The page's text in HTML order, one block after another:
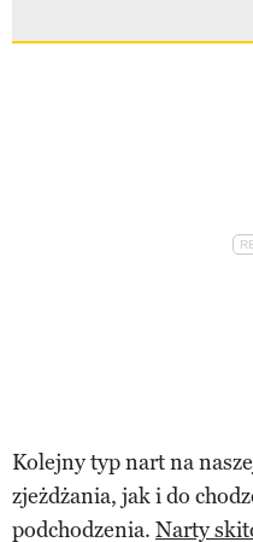
Kolejny typ nart na
zjeżdżania, jak i do
podchodzenia. Narty